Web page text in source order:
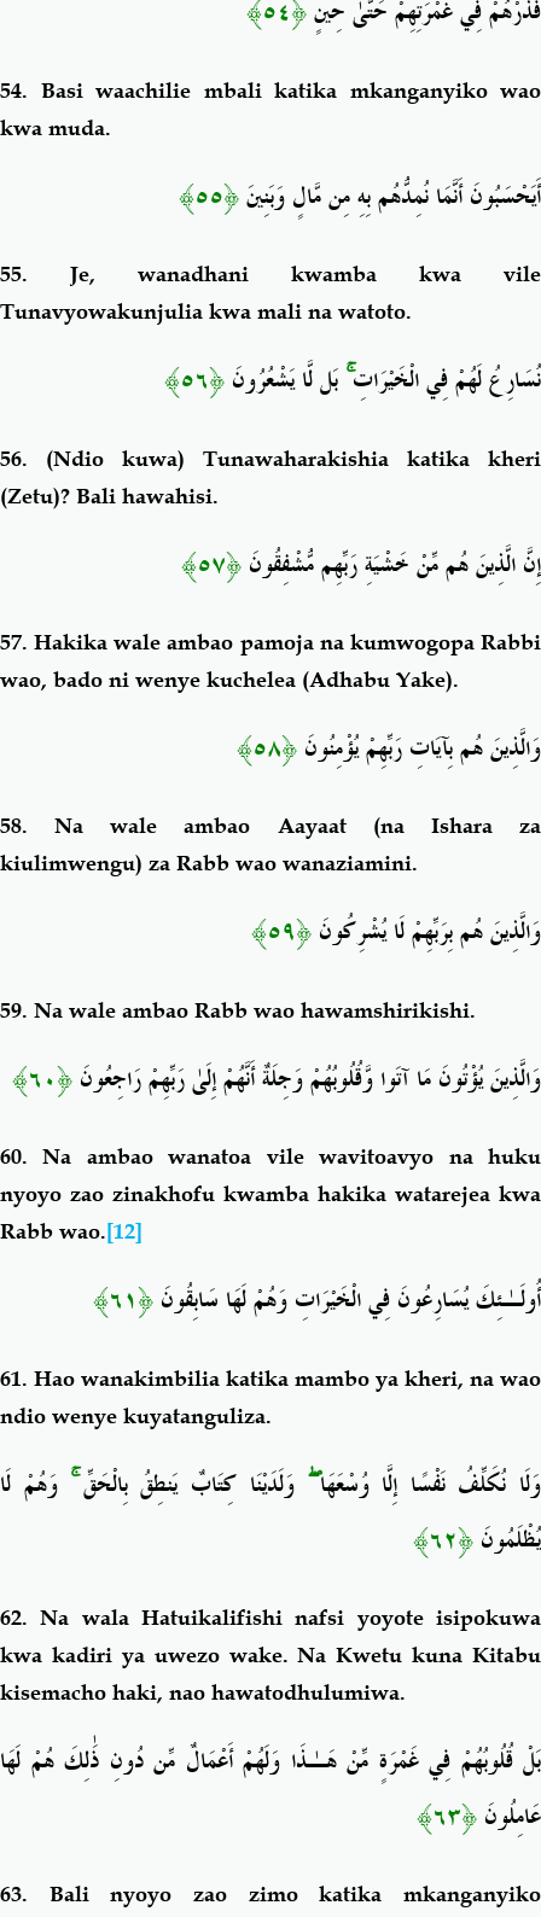
فَذَرْهُمْ فِي غَمْرَتِهِمْ حَتَّىٰ حِينٍ﴿٥٤﴾
54. Basi waachilie mbali katika mkanganyiko wao
kwa muda.
أَيَحْسَبُونَ أَنَّمَا نُمِدُّهُم بِهِ مِن مَّالٍ وَبَنِينَ﴿٥٥﴾
55. Je, wanadhani kwamba kwa vile
Tunavyowakunjulia kwa mali na watoto.
نُسَارِعُ لَهُمْ فِي الْخَيْرَاتِۚبَل لَّا يَشْعُرُونَ﴿٥٦﴾
56. (Ndio kuwa) Tunawaharakishia katika kheri
(Zetu)? Bali hawahisi.
إِنَّ الَّذِينَ هُم مِّنْ خَشْيَةِ رَبِّهِم مُّشْفِقُونَ﴿٥٧﴾
57.Hakika wale ambao pamoja na kumwogopa Rabbi
wao, bado ni wenye kuchelea (Adhabu Yake).
وَالَّذِينَ هُم بِآيَاتِ رَبِّهِمْ يُؤْمِنُونَ﴿٥٨﴾
58.Na wale ambao Aayaat (na Ishara za
kiulimwengu) za Rabb wao wanaziamini.
وَالَّذِينَ هُم بِرَبِّهِمْ لَا يُشْرِكُونَ﴿٥٩﴾
59. Na wale ambao Rabb wao hawamshirikishi.
وَالَّذِينَ يُؤْتُونَ مَا آتَوا وَّقُلُوبُهُمْ وَجِلَةٌ أَنَّهُمْ إِلَىٰ رَبِّهِمْ رَاجِعُونَ﴿٦٠﴾
60.Na ambao wanatoa vile wavitoavyo na huku
nyoyo zao zinakhofu kwamba hakika watarejea kwa
Rabb wao.[12]
أُولَـٰئِكَ يُسَارِعُونَ فِي الْخَيْرَاتِ وَهُمْ لَهَا سَابِقُونَ﴿٦١﴾
61. Hao wanakimbilia katika mambo ya kheri, na wao
ndio wenye kuyatanguliza.
وَلَا نُكَلِّفُ نَفْسًا إِلَّا وُسْعَهَاۖ وَلَدَيْنَا كِتَابٌ يَنطِقُ بِالْحَقِّۚ وَهُمْ لَا
يُظْلَمُونَ﴿٦٢﴾
62.Na wala Hatuikalifishi nafsi yoyote isipokuwa
kwa kadiri ya uwezo wake. Na Kwetu kuna Kitabu
kisemacho haki, nao hawatodhulumiwa.
بَلْ قُلُوبُهُمْ فِي غَمْرَةٍ مِّنْ هَـٰذَا وَلَهُمْ أَعْمَالٌ مِّن دُونِ ذَٰلِكَ هُمْ لَهَا
عَامِلُونَ﴿٦٣﴾
63. Bali nyoyo zao zimo katika mkanganyiko